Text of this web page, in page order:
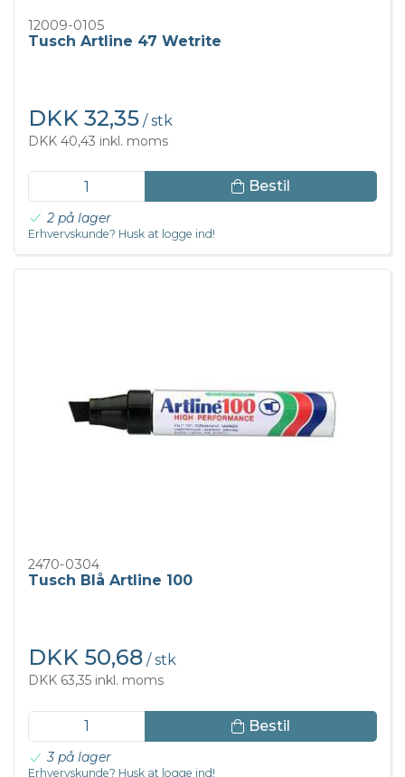
12009-0105
Tusch Artline 47 Wetrite
DKK 32,35 / stk
DKK 40,43 inkl. moms
Bestil
2 på lager
Erhvervskunde? Husk at logge ind!
2470-0304
Tusch Blå Artline 100
DKK 50,68 / stk
DKK 63,35 inkl. moms
Bestil
3 på lager
Erhvervskunde? Husk at logge ind!